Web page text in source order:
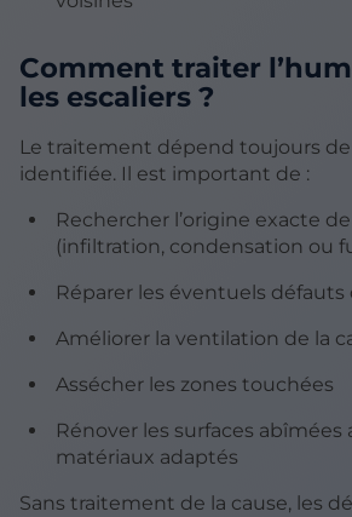
Comment traiter
les escaliers ?
Le traitement dépend toujours de
identifiée. Il est important de :
Rechercher l’origine exacte
(infiltration, condensation ou
Réparer les éventuels défauts
Améliorer la ventilation de la
Assécher les zones touchées
Rénover les surfaces abîmées
matériaux adaptés
Sans traitement de la cause, les